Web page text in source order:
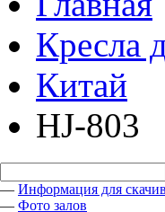
Кресла
Китай
HJ-803
— Информация для
— Фото залов